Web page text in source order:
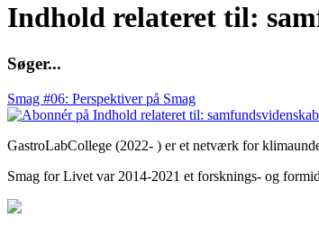
Indhold relateret til:
Søger...
Smag #06: Perspektiver på Smag
GastroLabCollege (2022- ) er et netværk for
Smag for Livet var 2014-2021 et forsknings- og